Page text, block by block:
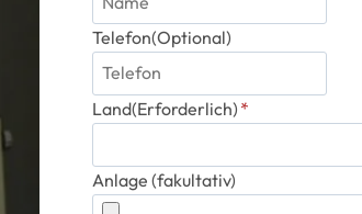
Telefon(Optional)
Land(Erforderlich) *
Anlage (fakultativ)